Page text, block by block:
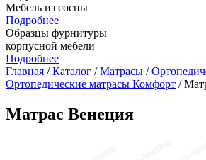
Мебель из сосны
Подробнее
Образцы фурнитуры
корпусной мебели
Подробнее
Главная /Каталог /Матрасы /
Ортопедические матрасы Комфорт /
Матрас Венеция